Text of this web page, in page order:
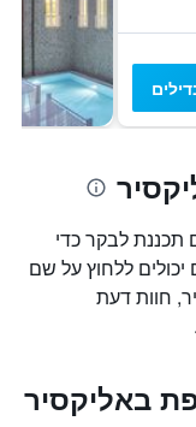
תכננת לבקר כדי
ללחוץ על שם
חוות דעת
באליקסיר